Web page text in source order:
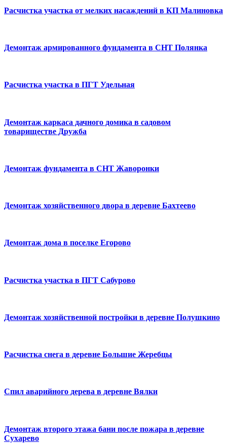
Расчистка участка от мелких насаждений в КП Малиновка
Демонтаж армированного фундамента в СНТ Полянка
Расчистка участка в ПГТ Удельная
Демонтаж каркаса дачного домика в садовом
товариществе Дружба
Демонтаж фундамента в СНТ Жаворонки
Демонтаж хозяйственного двора в деревне Бахтеево
Демонтаж дома в поселке Егорово
Расчистка участка в ПГТ Сабурово
Демонтаж хозяйственной постройки в деревне Полушкино
Расчистка снега в деревне Большие Жеребцы
Спил аварийного дерева в деревне Вялки
Демонтаж второго этажа бани после пожара в деревне
Сухарево